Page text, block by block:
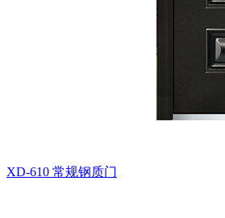
XD-610 常规钢质门